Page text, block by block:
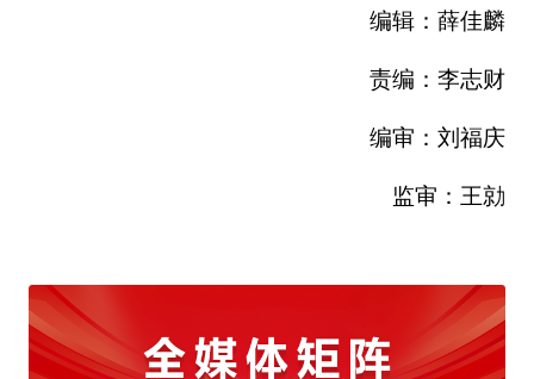
编辑：薛佳麟
责编：李志财
编审：刘福庆
监审：王勍